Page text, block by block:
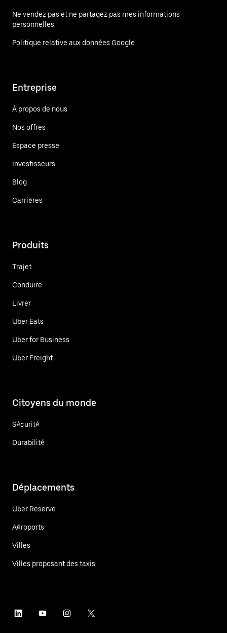
Ne vendez pas et ne partagez pas mes informations
personnelles.
Politique relative aux données Google
Entreprise
À propos de nous
Nos offres
Espace presse
Investisseurs
Blog
Carrières
Produits
Trajet
Conduire
Livrer
Uber Eats
Uber for Business
Uber Freight
Citoyens du monde
Sécurité
Durabilité
Déplacements
Uber Reserve
Aéroports
Villes
Villes proposant des taxis